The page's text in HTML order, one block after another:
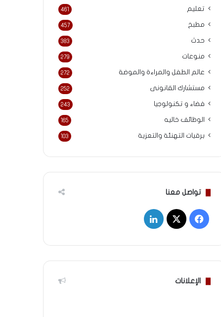
تعليم 461
مطبخ 457
حدث 383
منوعات 279
عالم الطفل والمراءة والموضة 272
مستشارك القانونى 252
فضاء و تكنولوجيا 243
الوظائف خاليه 165
برقيات التهنئة والتعزية 103
تواصل معنا
فيسبوك
‫X لينكدإن
الإعلانات